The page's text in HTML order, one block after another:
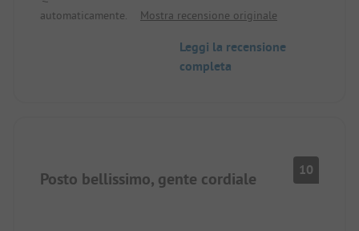
automaticamente.
Mostra recensione originale
Leggi la recensione
completa
Posto bellissimo, gente cordiale 10